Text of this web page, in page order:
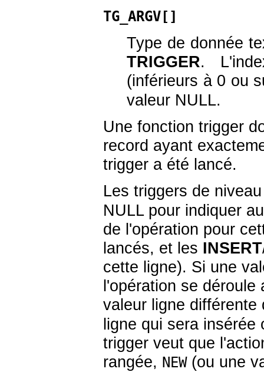
TG_ARGV[]
Type de donnée
TRIGGER.
(inférieurs à 0 ou
valeur NULL.
Une fonction trigger
record ayant
trigger a été lancé.
Les triggers de
NULL pour indiquer
de l'opération pour
lancés, et les INSERT
cette ligne). Si une
l'opération se
valeur ligne
ligne qui sera
trigger veut que
rangée, NEW(ou une